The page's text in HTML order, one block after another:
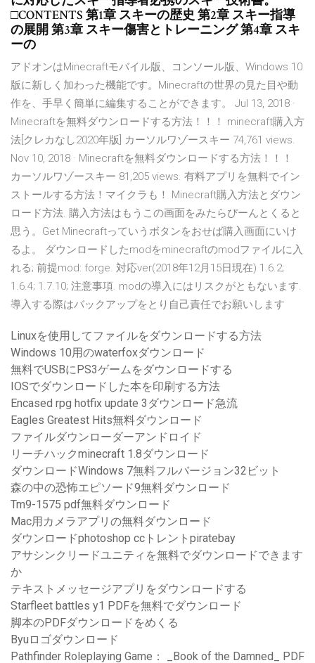
□CONTENTS 第1章 スキーの歴史 第2章 スキー指導
の展開 第3章 スキー傷害とトレーニング 第4章 スキ
ーの
アドオンはMinecraftモバイル版、コンソール版、Windows 10
版に新しく加わった機能です。Minecraftの世界の見た目や動
作を、手早く簡単に編集することができます。 Jul 13, 2018 ·
Minecraftを無料ダウンロードする方法！！！ minecraft購入方
法[クレカなし2020年版] カーソルワゾースキー 74,761 views.
Nov 10, 2018 · Minecraftを無料ダウンロードする方法！！！
カーソルワゾースキー 81,205 views. 有料アプリを無料でイン
ストールする方法！マイクラも！ Minecraft購入方法とダウン
ロード方法. 購入方法はもうこの画面をみたらぴーんとくると
思う。Get Minecraftっていうボタンをおせば購入画面にいけ
るよ。 ダウンロードしたmodをminecraftのmodファイルに入
れる; 前提mod: forge. 対応ver(2018年12月15日現在) 1.6.2;
1.6.4; 1.7.10; 注意事項. modの導入にはリスクがともないます.
導入する際はバックアップをとり自己責任でお願いします
Linuxを使用してファイルをダウンロードする方法
Windows 10用のwaterfoxダウンロード
無料でUSBにPS3ゲームをダウンロードする
IOSでダウンロードした本を印刷する方法
Encased rpg hotfix update 3ダウンロード急流
Eagles Greatest Hits無料ダウンロード
ファイルダウンローダーアンドロイド
リーチハックminecraft 1.8ダウンロード
ダウンロードWindows 7無料フルバージョン32ビット
森の中の恐怖エピソード9無料ダウンロード
Tm9-1575 pdf無料ダウンロード
Mac用カメラアプリの無料ダウンロード
ダウンロードphotoshop ccトレントpiratebay
アサシンクリードユニティを無料でダウンロードできます
か
テキストメッセージアプリをダウンロードする
Starfleet battles y1 PDFを無料でダウンロード
脚本のPDFダウンロードをめくる
Byuロゴダウンロード
Pathfinder Roleplaying Game： _Book of the Damned_ PDF